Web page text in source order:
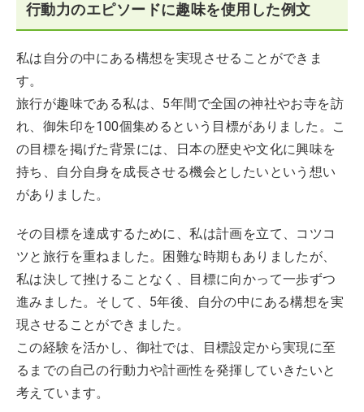
行動力のエピソードに趣味を使用した例文
私は自分の中にある構想を実現させることができま
す。
旅行が趣味である私は、5年間で全国の神社やお寺を訪
れ、御朱印を100個集めるという目標がありました。こ
の目標を掲げた背景には、日本の歴史や文化に興味を
持ち、自分自身を成長させる機会としたいという想い
がありました。
その目標を達成するために、私は計画を立て、コツコ
ツと旅行を重ねました。困難な時期もありましたが、
私は決して挫けることなく、目標に向かって一歩ずつ
進みました。そして、5年後、自分の中にある構想を実
現させることができました。
この経験を活かし、御社では、目標設定から実現に至
るまでの自己の行動力や計画性を発揮していきたいと
考えています。